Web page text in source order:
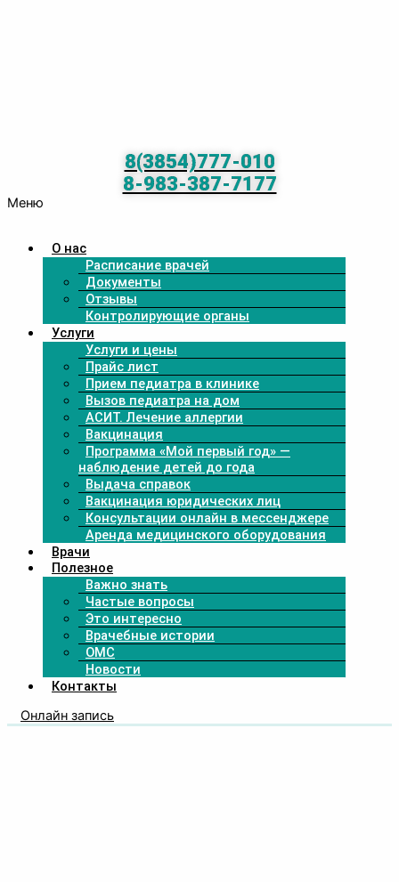
8(3854)777-010
8-983-387-7177
Меню
О нас
Расписание врачей
Документы
Отзывы
Контролирующие органы
Услуги
Услуги и цены
Прайс лист
Прием педиатра в клинике
Вызов педиатра на дом
АСИТ. Лечение аллергии
Вакцинация
Программа «Мой первый год» —
наблюдение детей до года
Выдача справок
Вакцинация юридических лиц
Консультации онлайн в мессенджере
Аренда медицинского оборудования
Врачи
Полезное
Важно знать
Частые вопросы
Это интересно
Врачебные истории
ОМС
Новости
Контакты
Онлайн запись